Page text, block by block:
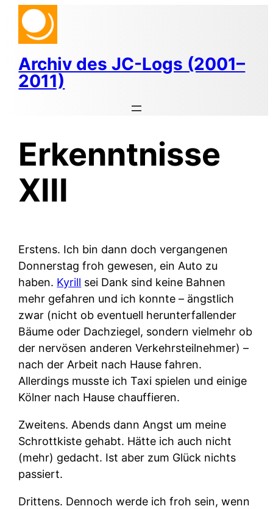
Zum
Inhalt
springen
Archiv des JC-Logs (2001–
2011)
Erkenntnisse
XIII
Erstens. Ich bin dann doch vergangenen
Donnerstag froh gewesen, ein Auto zu
haben. Kyrill sei Dank sind keine Bahnen
mehr gefahren und ich konnte – ängstlich
zwar (nicht ob eventuell herunterfallender
Bäume oder Dachziegel, sondern vielmehr ob
der nervösen anderen Verkehrsteilnehmer) –
nach der Arbeit nach Hause fahren.
Allerdings musste ich Taxi spielen und einige
Kölner nach Hause chauffieren.
Zweitens. Abends dann Angst um meine
Schrottkiste gehabt. Hätte ich auch nicht
(mehr) gedacht. Ist aber zum Glück nichts
passiert.
Drittens. Dennoch werde ich froh sein, wenn